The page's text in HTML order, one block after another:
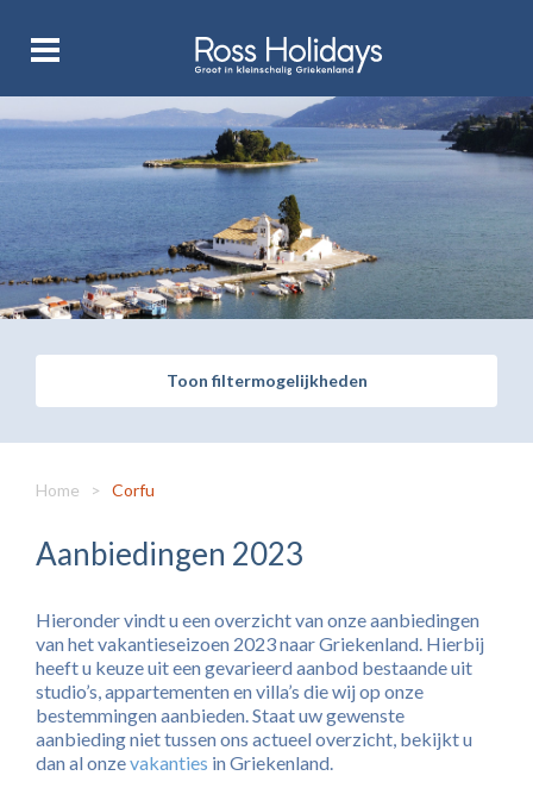
Toon filtermogelijkheden
Home > Corfu
Aanbiedingen 2023
Hieronder vindt u een overzicht van onze aanbiedingen
van het vakantieseizoen 2023 naar Griekenland. Hierbij
heeft u keuze uit een gevarieerd aanbod bestaande uit
studio’s, appartementen en villa’s die wij op onze
bestemmingen aanbieden. Staat uw gewenste
aanbieding niet tussen ons actueel overzicht, bekijkt u
dan al onzevakanties in Griekenland.